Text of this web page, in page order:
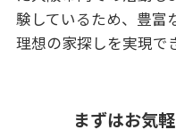
験しているため、豊富
理想の家探しを実現で
まずはお気